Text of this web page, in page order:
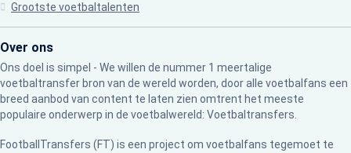
Grootste voetbaltalenten
Over ons
Ons doel is simpel - We willen de nummer 1 meertalige
voetbaltransfer bron van de wereld worden, door alle voetbalfans een
breed aanbod van content te laten zien omtrent het meeste
populaire onderwerp in de voetbalwereld: Voetbaltransfers.
FootballTransfers (FT) is een project om voetbalfans tegemoet te